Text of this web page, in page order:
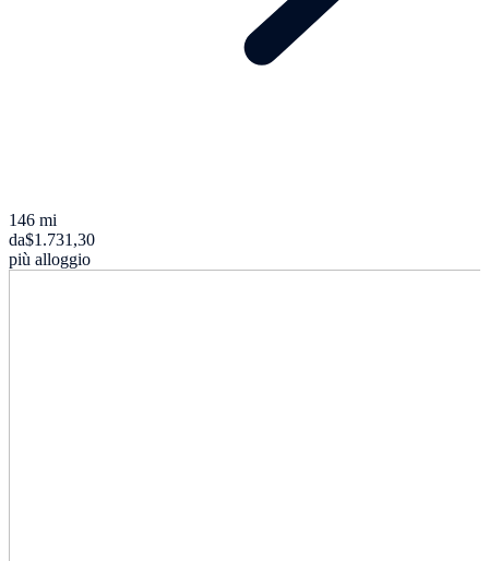
146 mi
da$1.731,30
più alloggio